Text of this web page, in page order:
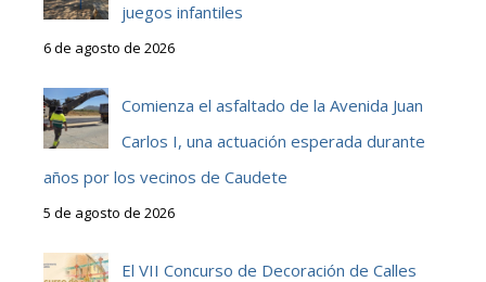
juegos infantiles
6 de agosto de 2026
Comienza el asfaltado de la Avenida Juan
Carlos I, una actuación esperada durante
años por los vecinos de Caudete
5 de agosto de 2026
El VII Concurso de Decoración de Calles